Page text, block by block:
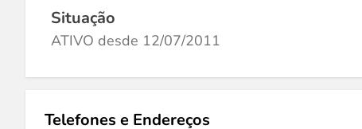
Situação
ATIVO desde 12/07/2011
Telefones e Endereços